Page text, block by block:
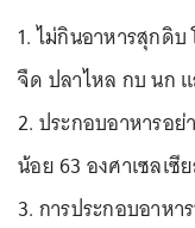
1. ไม่กินอาหารสุกดิบ
จืด ปลาไหล กบ นก
2. ประกอบอาหารอย่
น้อย 63 องศาเซลเซี
3. การประกอบอาหา